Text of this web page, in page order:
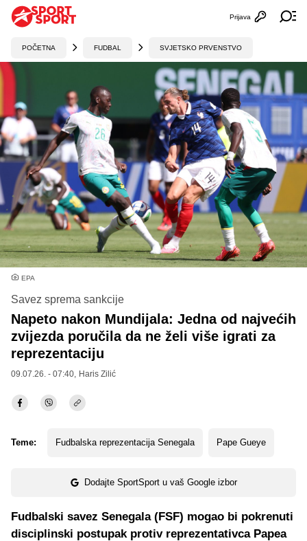
Otvori
Prijava
POČETNA FUDBAL SVJETSKO PRVENSTVO
EPA
Savez sprema sankcije
Napeto nakon Mundijala: Jedna od najvećih
zvijezda poručila da ne želi više igrati za
reprezentaciju
09.07.26. - 07:40, Haris Zilić
Teme: Fudbalska reprezentacija Senegala Pape Gueye
Dodajte SportSport u vaš Google izbor
Fudbalski savez Senegala (FSF) mogao bi pokrenuti
disciplinski postupak protiv reprezentativca Papea